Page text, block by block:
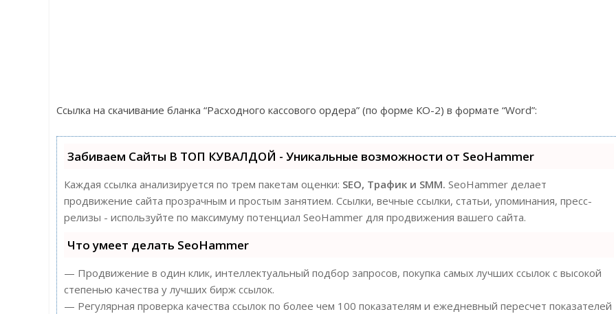
Ссылка на скачивание бланка “Расходного кассового ордера” (по форме КО-2) в формате “Word”:
Забиваем Сайты В ТОП КУВАЛДОЙ - Уникальные возможности от SeoHammer
Каждая ссылка анализируется по трем пакетам оценки: SEO, Трафик и SMM. SeoHammer делает
продвижение сайта прозрачным и простым занятием. Ссылки, вечные ссылки, статьи, упоминания, пресс-
релизы - используйте по максимуму потенциал SeoHammer для продвижения вашего сайта.
Что умеет делать SeoHammer
— Продвижение в один клик, интеллектуальный подбор запросов, покупка самых лучших ссылок с высокой
степенью качества у лучших бирж ссылок.
— Регулярная проверка качества ссылок по более чем 100 показателям и ежедневный пересчет показателей